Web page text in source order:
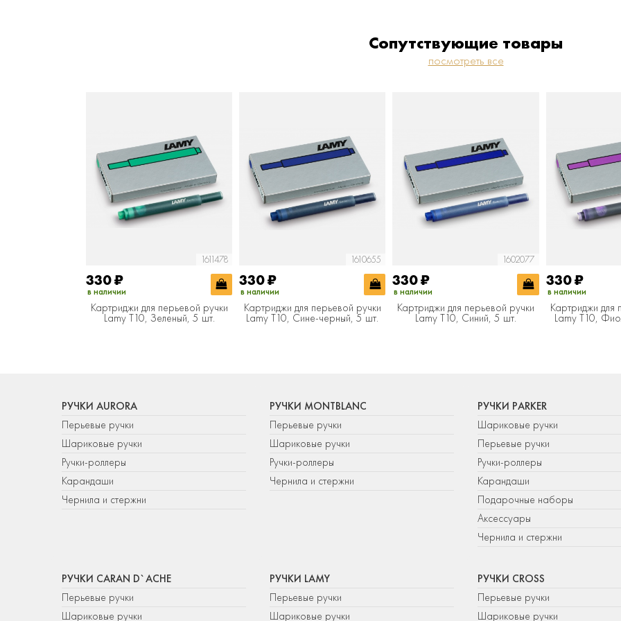
Сопутствующие товары
посмотреть все
1611478
330₽
в наличии
Картриджи для перьевой ручки
Lamy T10, Зеленый, 5 шт.
1610655
330₽
в наличии
Картриджи для перьевой ручки
Lamy T10, Сине-черный, 5 шт.
1602077
330₽
в наличии
Картриджи для перьевой ручки
Lamy T10, Синий, 5 шт.
330₽
в наличии
Картриджи для
Lamy T10,
РУЧКИ AURORA
Перьевые ручки
Шариковые ручки
Ручки-роллеры
Карандаши
Чернила и стержни
РУЧКИ MONTBLANC
Перьевые ручки
Шариковые ручки
Ручки-роллеры
Чернила и стержни
РУЧКИ PARKER
Шариковые ручки
Перьевые ручки
Ручки-роллеры
Карандаши
Подарочные наборы
Аксессуары
Чернила и стержни
РУЧКИ CARAN D`ACHE
Перьевые ручки
Шариковые ручки
РУЧКИ LAMY
Перьевые ручки
Шариковые ручки
РУЧКИ CROSS
Перьевые ручки
Шариковые ручки